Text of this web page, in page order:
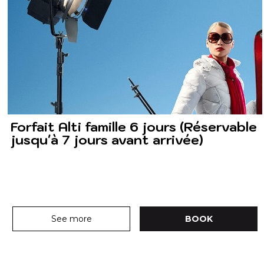
Forfait Alti famille 6 jours (Réservable
jusqu'à 7 jours avant arrivée)
See more BOOK